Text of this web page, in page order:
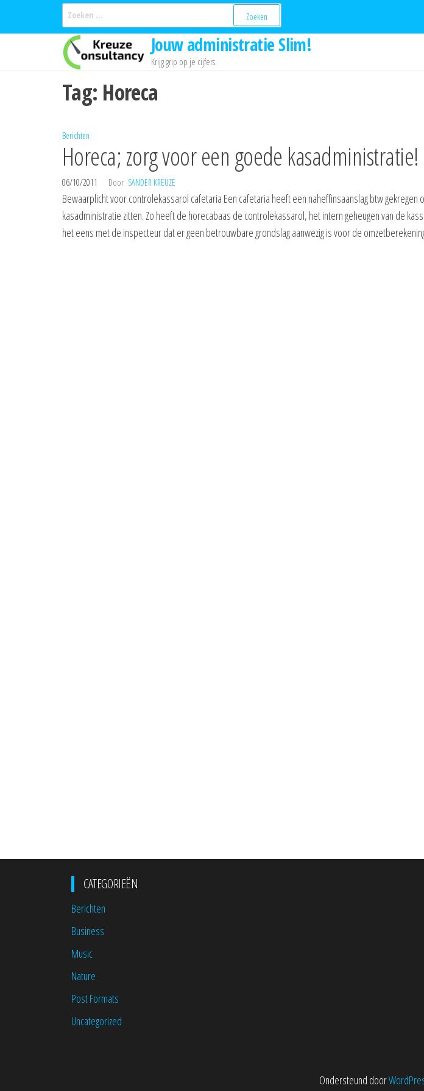
Zoeken
naar:
Jouw administratie Slim!
Krijg grip op je cijfers.
Tag: Horeca
Berichten
Horeca; zorg voor een goede kasadministratie!
06/10/2011 Door SANDER KREUZE
Bewaarplicht voor controlekassarol cafetaria Een cafetaria heeft een naheffinsaanslag btw gekregen
kasadministratie zitten. Zo heeft de horecabaas de controlekassarol, het intern geheugen van de
het eens met de inspecteur dat er geen betrouwbare grondslag aanwezig is voor de
CATEGORIEËN
Berichten
Business
Music
Nature
Post Formats
Uncategorized
Ondersteund door